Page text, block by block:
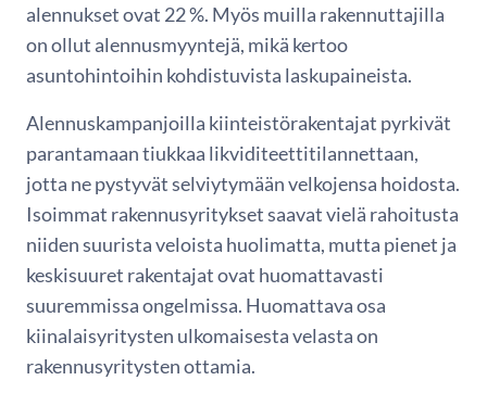
alennukset ovat 22 %. Myös muilla rakennuttajilla
on ollut alennusmyyntejä, mikä kertoo
asuntohintoihin kohdistuvista laskupaineista.
Alennuskampanjoilla kiinteistörakentajat pyrkivät
parantamaan tiukkaa likviditeettitilannettaan,
jotta ne pystyvät selviytymään velkojensa hoidosta.
Isoimmat rakennusyritykset saavat vielä rahoitusta
niiden suurista veloista huolimatta, mutta pienet ja
keskisuuret rakentajat ovat huomattavasti
suuremmissa ongelmissa. Huomattava osa
kiinalaisyritysten ulkomaisesta velasta on
rakennusyritysten ottamia.